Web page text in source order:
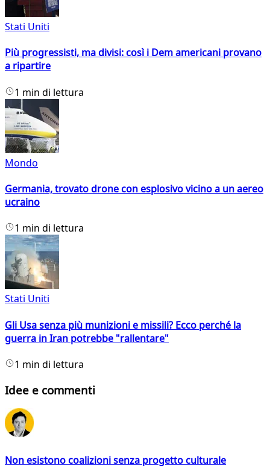
Stati Uniti
Più progressisti, ma divisi: così i Dem americani provano
a ripartire
1 min di lettura
Mondo
Germania, trovato drone con esplosivo vicino a un aereo
ucraino
1 min di lettura
Stati Uniti
Gli Usa senza più munizioni e missili? Ecco perché la
guerra in Iran potrebbe "rallentare"
1 min di lettura
Idee e commenti
Non esistono coalizioni senza progetto culturale